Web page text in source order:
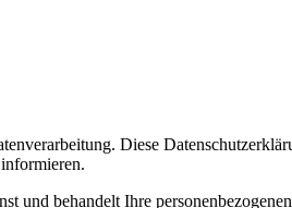
Diese
und behandelt Ihre